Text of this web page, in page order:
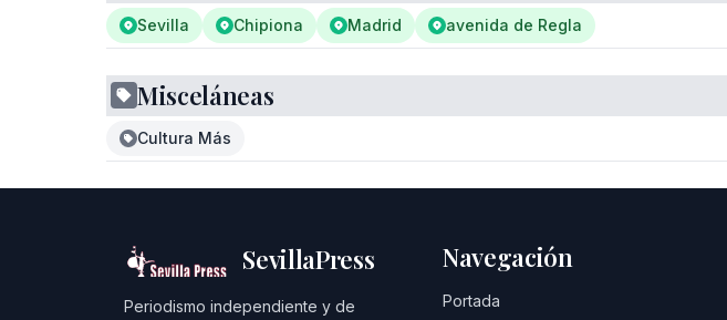
Sevilla Chipiona Madrid avenida de Regla
Misceláneas
Cultura Más
SevillaPress
Periodismo independiente y de
Navegación
Portada